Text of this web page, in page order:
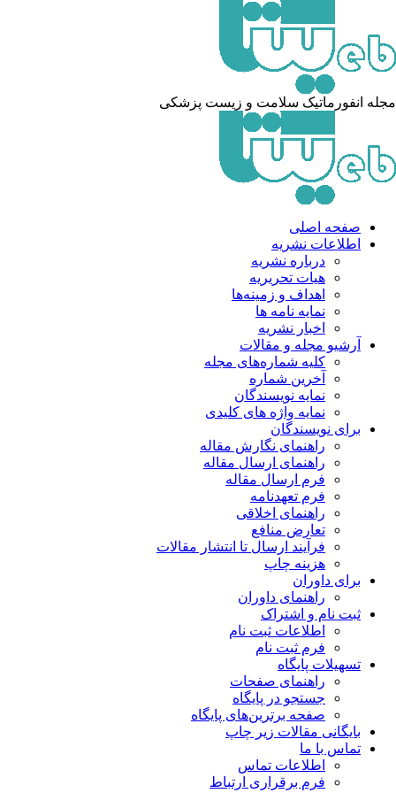
انفورماتیک سلامت و زیست پزشکی
صفحه اصلی
اطلاعات نشریه
درباره نشریه
هیات تحریریه
اهداف و زمینه‌ها
نمایه نامه ها
اخبار نشریه
آرشیو مجله و مقالات
کلیه شماره‌های مجله
آخرین شماره
نمایه نویسندگان
نمایه واژه های کلیدی
برای نویسندگان
راهنمای نگارش مقاله
راهنمای ارسال مقاله
فرم ارسال مقاله
فرم تعهدنامه
راهنمای اخلاقی
تعارض منافع
فرآیند ارسال تا انتشار مقالات
هزینه چاپ
برای داوران
راهنمای داوران
ثبت نام و اشتراک
اطلاعات ثبت نام
فرم ثبت نام
تسهیلات پایگاه
راهنمای صفحات
جستجو در پایگاه
صفحه برترین‌های پایگاه
بایگانی مقالات زیر چاپ
تماس با ما
اطلاعات تماس
فرم برقراری ارتباط